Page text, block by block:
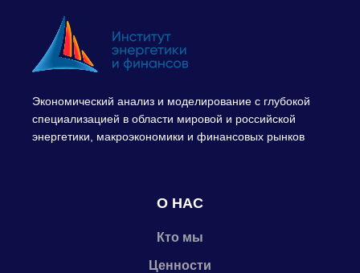
Экономический анализ и моделирование с глубокой
специализацией в области мировой и российской
энергетики, макроэкономики и финансовых рынков
О НАС
Кто мы
Ценности